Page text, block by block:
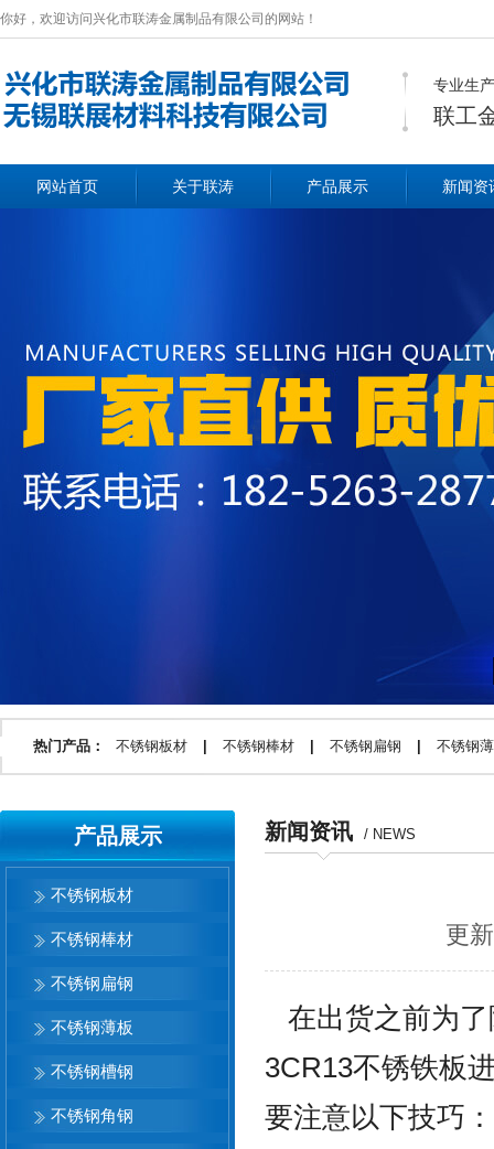
你好，欢迎访问兴化市联涛金属制品有限公司的网站！
专业生
联工
网站首页 关于联涛 产品展示 新闻资
热门产品： 不锈钢板材 不锈钢棒材 不锈钢扁钢 不锈钢
产品展示
不锈钢板材
不锈钢棒材
不锈钢扁钢
不锈钢薄板
不锈钢槽钢
不锈钢角钢
新闻资讯 / NEWS
更
在出货之前为了
3CR13不锈铁板
要注意以下技巧：